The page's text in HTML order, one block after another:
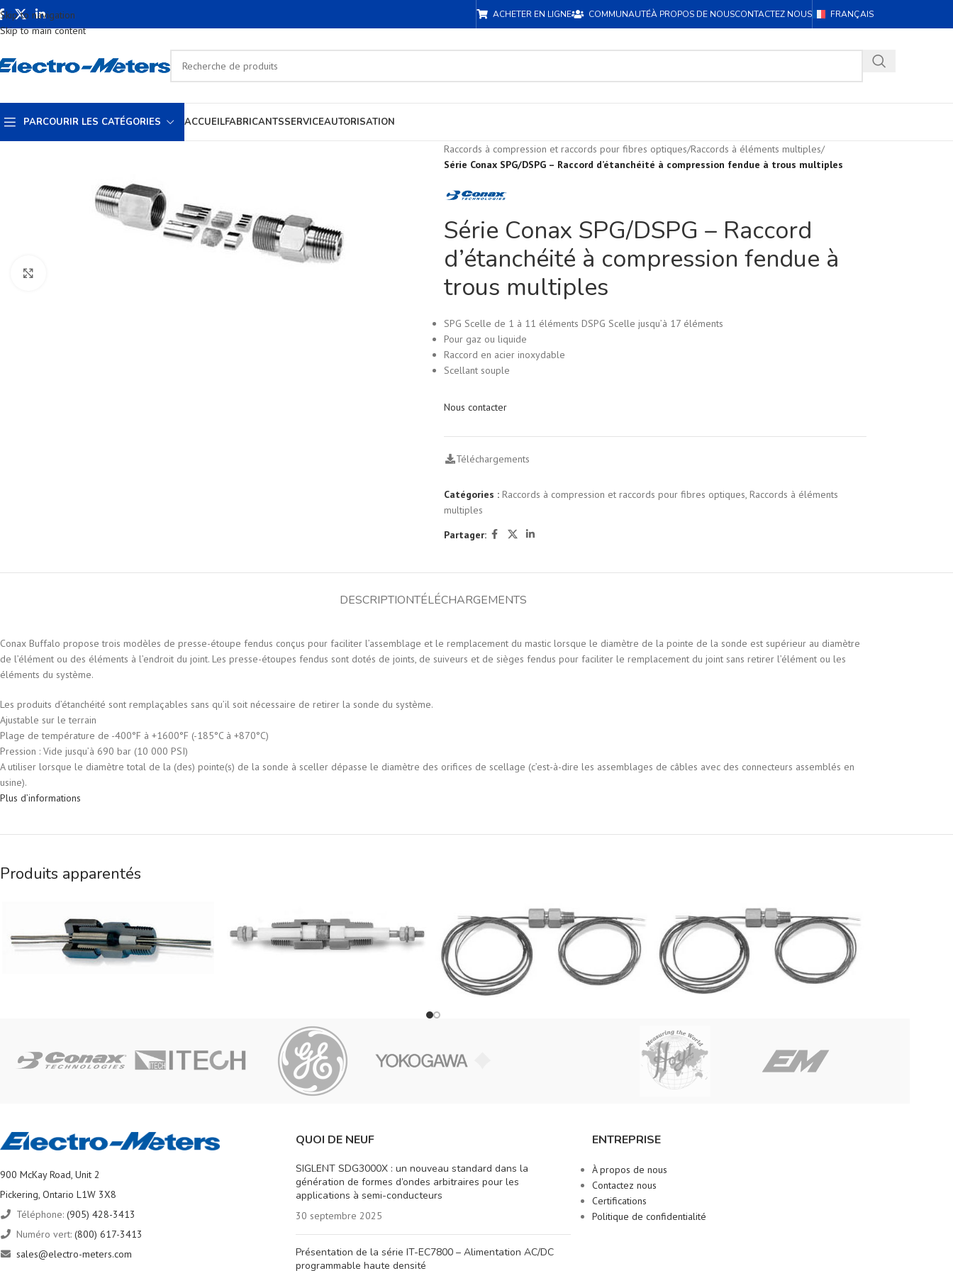
Skip to navigation
Skip to main content
ACHETER EN LIGNE COMMUNAUTÉÀ PROPOS DE NOUSCONTACTEZ NOUS FRANÇAIS
PARCOURIR LES CATÉGORIES ACCUEILFABRICANTSSERVICEAUTORISATION
Raccords à compression et raccords pour fibres optiques/Raccords à éléments multiples/
Série Conax SPG/DSPG – Raccord d’étanchéité à compression fendue à trous multiples
Série Conax SPG/DSPG – Raccord
d’étanchéité à compression fendue à
trous multiples
SPG Scelle de 1 à 11 éléments DSPG Scelle jusqu’à 17 éléments
Pour gaz ou liquide
Raccord en acier inoxydable
Scellant souple
Nous contacter
Téléchargements
Catégories : Raccords à compression et raccords pour fibres optiques, Raccords à éléments
multiples
Partager:
DESCRIPTIONTÉLÉCHARGEMENTS
Conax Buffalo propose trois modèles de presse-étoupe fendus conçus pour faciliter l’assemblage et le remplacement du mastic lorsque le diamètre de la pointe de la sonde est supérieur au diamètre
de l’élément ou des éléments à l’endroit du joint. Les presse-étoupes fendus sont dotés de joints, de suiveurs et de sièges fendus pour faciliter le remplacement du joint sans retirer l’élément ou les
éléments du système.
Les produits d’étanchéité sont remplaçables sans qu’il soit nécessaire de retirer la sonde du système.
Ajustable sur le terrain
Plage de température de -400°F à +1600°F (-185°C à +870°C)
Pression : Vide jusqu’à 690 bar (10 000 PSI)
A utiliser lorsque le diamètre total de la (des) pointe(s) de la sonde à sceller dépasse le diamètre des orifices de scellage (c’est-à-dire les assemblages de câbles avec des connecteurs assemblés en
usine).
Plus d’informations
Produits apparentés
900 McKay Road, Unit 2
Pickering, Ontario L1W 3X8
Téléphone: (905) 428-3413
Numéro vert: (800) 617-3413
sales@electro-meters.com
QUOI DE NEUF
SIGLENT SDG3000X : un nouveau standard dans la
génération de formes d’ondes arbitraires pour les
applications à semi-conducteurs
30 septembre 2025
Présentation de la série IT-EC7800 – Alimentation AC/DC
programmable haute densité
ENTREPRISE
À propos de nous
Contactez nous
Certifications
Politique de confidentialité